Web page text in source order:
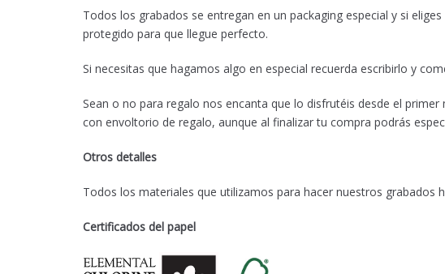
Todos los grabados se entregan en un packaging especial y si
protegido para que llegue perfecto.
Si necesitas que hagamos algo en especial recuerda escribirlo y
Sean o no para regalo nos encanta que lo disfrutéis desde el
con envoltorio de regalo, aunque al finalizar tu compra podrás
Otros detalles
Todos los materiales que utilizamos para hacer nuestros grabados
Certificados del papel